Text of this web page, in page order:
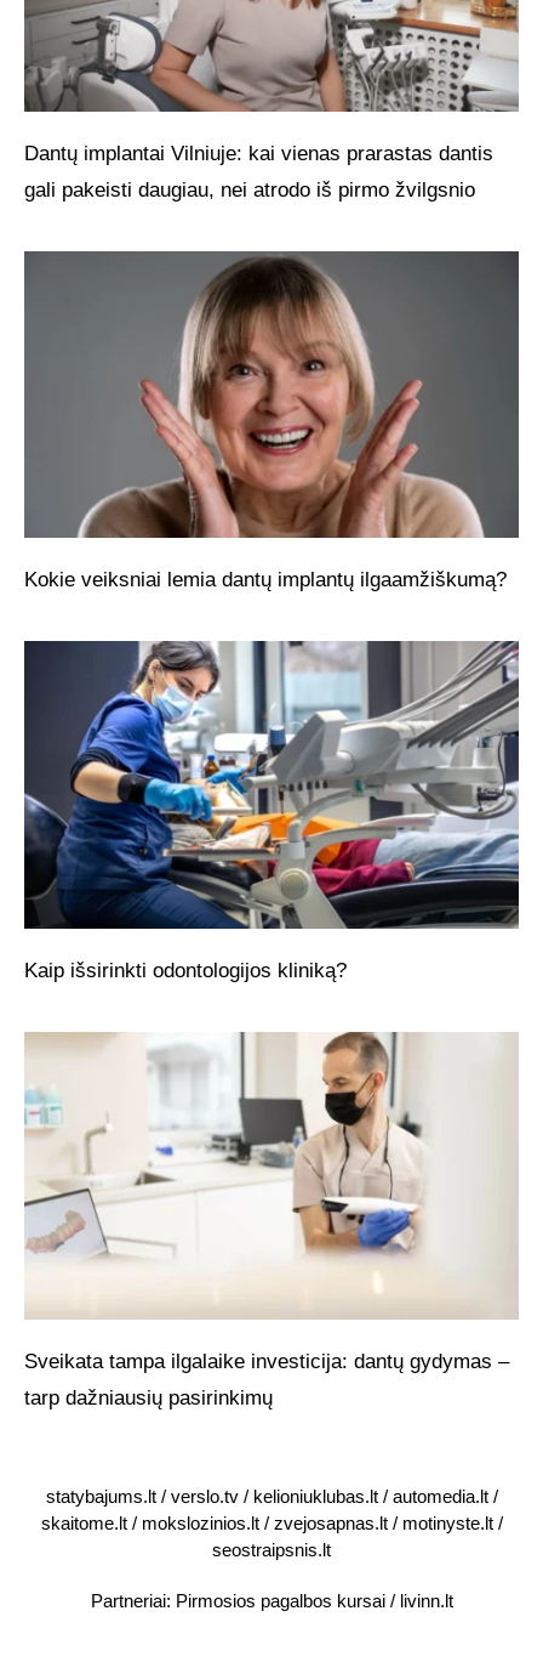
Dantų implantai Vilniuje: kai vienas prarastas dantis
gali pakeisti daugiau, nei atrodo iš pirmo žvilgsnio
Kokie veiksniai lemia dantų implantų ilgaamžiškumą?
Kaip išsirinkti odontologijos kliniką?
Sveikata tampa ilgalaike investicija: dantų gydymas –
tarp dažniausių pasirinkimų
statybajums.lt/ verslo.tv/ kelioniuklubas.lt/ automedia.lt/
skaitome.lt/ mokslozinios.lt/ zvejosapnas.lt/ motinyste.lt/
seostraipsnis.lt
Partneriai: Pirmosios pagalbos kursai/ livinn.lt